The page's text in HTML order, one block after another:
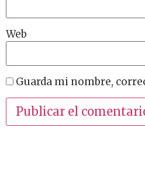
Web
Guarda mi nombre,